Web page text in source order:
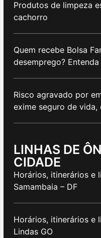
Produtos de limpeza
cachorro
Quem recebe Bolsa
desemprego? Entenda
Risco agravado por
exime seguro de vida,
LINHAS DE
CIDADE
Horários, itinerários e
Samambaia – DF
Horários, itinerários e
Lindas GO